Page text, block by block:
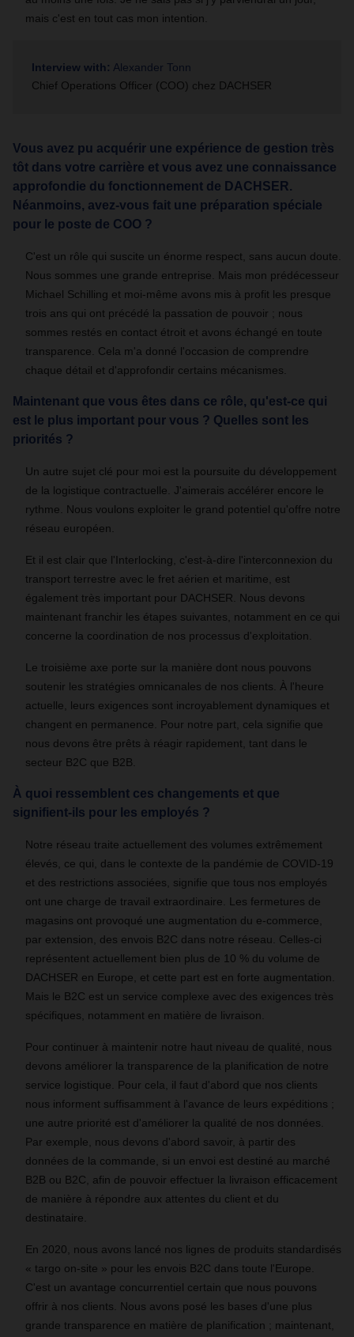
mais c'est en tout cas mon intention.
Interview with: Alexander Tonn
Chief Operations Officer (COO) chez DACHSER
Vous avez pu acquérir une expérience de gestion très
tôt dans votre carrière et vous avez une connaissance
approfondie du fonctionnement de DACHSER.
Néanmoins, avez-vous fait une préparation spéciale
pour le poste de COO ?
C'est un rôle qui suscite un énorme respect, sans aucun doute.
Nous sommes une grande entreprise. Mais mon prédécesseur
Michael Schilling et moi-même avons mis à profit les presque
trois ans qui ont précédé la passation de pouvoir ; nous
sommes restés en contact étroit et avons échangé en toute
transparence. Cela m'a donné l'occasion de comprendre
chaque détail et d'approfondir certains mécanismes.
Maintenant que vous êtes dans ce rôle, qu'est-ce qui
est le plus important pour vous ? Quelles sont les
priorités ?
Un autre sujet clé pour moi est la poursuite du développement
de la logistique contractuelle. J'aimerais accélérer encore le
rythme. Nous voulons exploiter le grand potentiel qu'offre notre
réseau européen.
Et il est clair que l'Interlocking, c'est-à-dire l'interconnexion du
transport terrestre avec le fret aérien et maritime, est
également très important pour DACHSER. Nous devons
maintenant franchir les étapes suivantes, notamment en ce qui
concerne la coordination de nos processus d'exploitation.
Le troisième axe porte sur la manière dont nous pouvons
soutenir les stratégies omnicanales de nos clients. À l'heure
actuelle, leurs exigences sont incroyablement dynamiques et
changent en permanence. Pour notre part, cela signifie que
nous devons être prêts à réagir rapidement, tant dans le
secteur B2C que B2B.
À quoi ressemblent ces changements et que
signifient-ils pour les employés ?
Notre réseau traite actuellement des volumes extrêmement
élevés, ce qui, dans le contexte de la pandémie de COVID-19
et des restrictions associées, signifie que tous nos employés
ont une charge de travail extraordinaire. Les fermetures de
magasins ont provoqué une augmentation du e-commerce,
par extension, des envois B2C dans notre réseau. Celles-ci
représentent actuellement bien plus de 10 % du volume de
DACHSER en Europe, et cette part est en forte augmentation.
Mais le B2C est un service complexe avec des exigences très
spécifiques, notamment en matière de livraison.
Pour continuer à maintenir notre haut niveau de qualité, nous
devons améliorer la transparence de la planification de notre
service logistique. Pour cela, il faut d'abord que nos clients
nous informent suffisamment à l'avance de leurs expéditions ;
une autre priorité est d'améliorer la qualité de nos données.
Par exemple, nous devons d'abord savoir, à partir des
données de la commande, si un envoi est destiné au marché
B2B ou B2C, afin de pouvoir effectuer la livraison efficacement
de manière à répondre aux attentes du client et du
destinataire.
En 2020, nous avons lancé nos lignes de produits standardisés
« targo on-site » pour les envois B2C dans toute l'Europe.
C'est un avantage concurrentiel certain que nous pouvons
offrir à nos clients. Nous avons posé les bases d'une plus
grande transparence en matière de planification ; maintenant,